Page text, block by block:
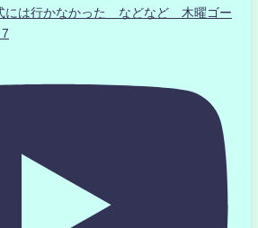
には行かなかった などなど 木曜ゴー